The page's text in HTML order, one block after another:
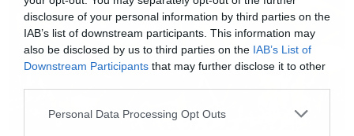
disclosure of your personal information by third parties on the
IAB’s list of downstream participants. This information may
also be disclosed by us to third parties on the IAB’s List of
Downstream Participants that may further disclose it to other
Personal Data Processing Opt Outs